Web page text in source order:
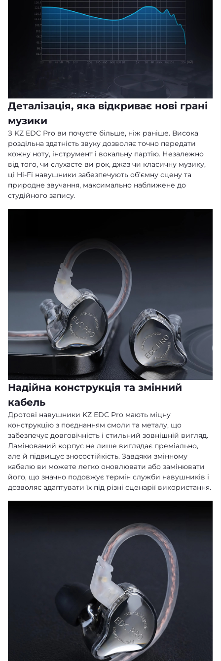
Деталізація, яка відкриває нові грані
музики
З KZ EDC Pro ви почуєте більше, ніж раніше. Висока
роздільна здатність звуку дозволяє точно передати
кожну ноту, інструмент і вокальну партію. Незалежно
від того, чи слухаєте ви рок, джаз чи класичну музику,
ці Hi-Fi навушники забезпечують об’ємну сцену та
природне звучання, максимально наближене до
студійного запису.
Надійна конструкція та змінний
кабель
Дротові навушники KZ EDC Pro мають міцну
конструкцію з поєднанням смоли та металу, що
забезпечує довговічність і стильний зовнішній вигляд.
Ламінований корпус не лише виглядає преміально,
але й підвищує зносостійкість. Завдяки змінному
кабелю ви можете легко оновлювати або замінювати
його, що значно подовжує термін служби навушників і
дозволяє адаптувати їх під різні сценарії використання.